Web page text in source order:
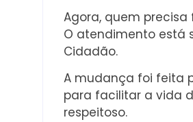
Agora, quem
O atendimento está
Cidadão.
A mudança foi feita
para facilitar a vida
respeitoso.